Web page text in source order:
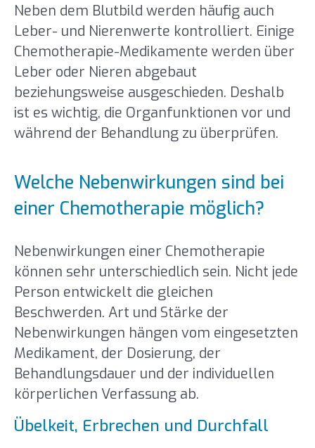
Neben dem Blutbild werden häufig auch
Leber- und Nierenwerte kontrolliert. Einige
Chemotherapie-Medikamente werden über
Leber oder Nieren abgebaut
beziehungsweise ausgeschieden. Deshalb
ist es wichtig, die Organfunktionen vor und
während der Behandlung zu überprüfen.
Welche Nebenwirkungen sind bei
einer Chemotherapie möglich?
Nebenwirkungen einer Chemotherapie
können sehr unterschiedlich sein. Nicht jede
Person entwickelt die gleichen
Beschwerden. Art und Stärke der
Nebenwirkungen hängen vom eingesetzten
Medikament, der Dosierung, der
Behandlungsdauer und der individuellen
körperlichen Verfassung ab.
Übelkeit, Erbrechen und Durchfall